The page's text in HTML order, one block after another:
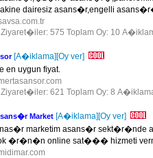
dairesiz asans�r,engelli
575 Toplam Oy: 10
[A�iklama][Oy ver]
en uygun fiyat.
621 Toplam Oy: 8
Market [A�iklama][Oy ver]
marketim asans�r sekt�r�nde
�r�n�n online sat��� hizmeti